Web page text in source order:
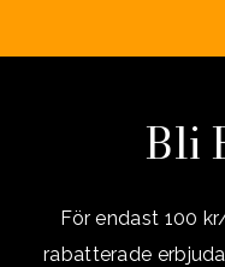
Bli
För endast 100
rabatterade